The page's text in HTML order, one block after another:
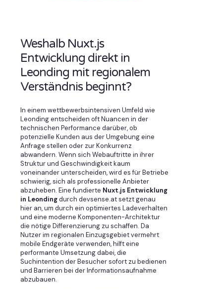
Weshalb Nuxt.js
Entwicklung direkt in
Leonding mit regionalem
Verständnis beginnt?
In einem wettbewerbsintensiven Umfeld wie
Leonding entscheiden oft Nuancen in der
technischen Performance darüber, ob
potenzielle Kunden aus der Umgebung eine
Anfrage stellen oder zur Konkurrenz
abwandern. Wenn sich Webauftritte in ihrer
Struktur und Geschwindigkeit kaum
voneinander unterscheiden, wird es für Betriebe
schwierig, sich als professionelle Anbieter
abzuheben. Eine fundierte Nuxt.js Entwicklung
in Leondingdurch devsense.at setzt genau
hier an, um durch ein optimiertes Ladeverhalten
und eine moderne Komponenten-Architektur
die nötige Differenzierung zu schaffen. Da
Nutzer im regionalen Einzugsgebiet vermehrt
mobile Endgeräte verwenden, hilft eine
performante Umsetzung dabei, die
Suchintention der Besucher sofort zu bedienen
und Barrieren bei der Informationsaufnahme
abzubauen.